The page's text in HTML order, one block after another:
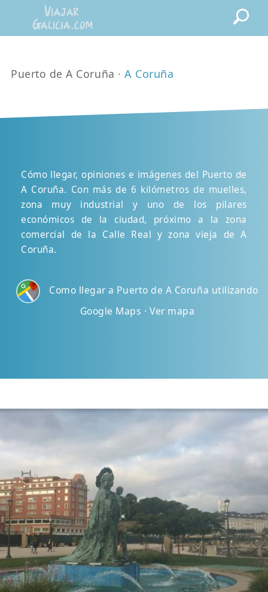
Puerto de A Coruña ·A Coruña
Cómo llegar, opiniones e imágenes del Puerto de
A Coruña. Con más de 6 kilómetros de muelles,
zona muy industrial y uno de los pilares
económicos de la ciudad, próximo a la zona
comercial de la Calle Real y zona vieja de A
Coruña.
Como llegar a Puerto de A Coruña utilizando
Google Maps · Ver mapa